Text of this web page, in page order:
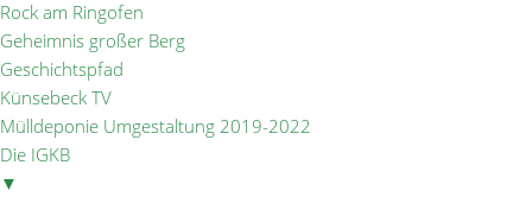
Rock am Ringofen
Geheimnis großer Berg
Geschichtspfad
Künsebeck TV
Mülldeponie Umgestaltung 2019-2022
Die IGKB
▼